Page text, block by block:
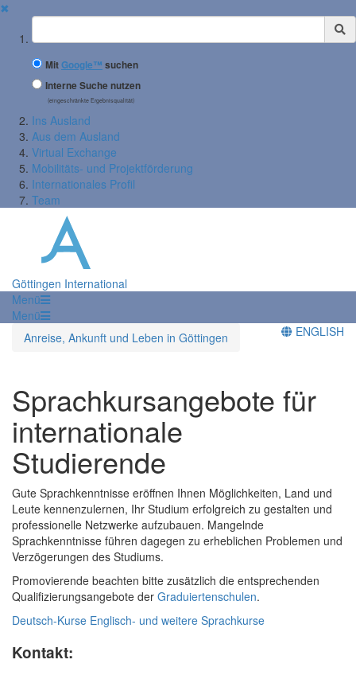
✖
Suchbegriff
MitGoogle™ suchen
Interne Suche nutzen
(eingeschränkte Ergebnisqualität)
Ins Ausland
Aus dem Ausland
Virtual Exchange
Mobilitäts- und Projektförderung
Internationales Profil
Team
Göttingen International
Menü
Menü
Anreise, Ankunft und Leben in Göttingen
ENGLISH
Sprachkursangebote für
internationale
Studierende
Gute Sprachkenntnisse eröffnen Ihnen Möglichkeiten, Land und
Leute kennenzulernen, Ihr Studium erfolgreich zu gestalten und
professionelle Netzwerke aufzubauen. Mangelnde
Sprachkenntnisse führen dagegen zu erheblichen Problemen und
Verzögerungen des Studiums.
Promovierende beachten bitte zusätzlich die entsprechenden
Qualifizierungsangebote der Graduiertenschulen.
Deutsch-Kurse Englisch- und weitere Sprachkurse
Kontakt: